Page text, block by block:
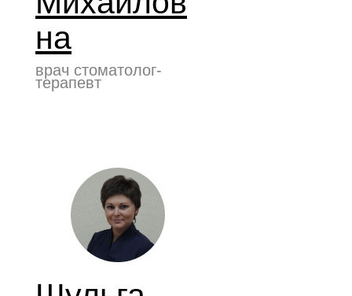
на
врач стоматолог-
терапевт